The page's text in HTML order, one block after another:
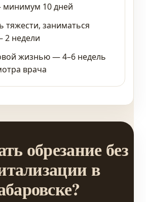
минимум 10 дней
тяжести, заниматься
2 недели
жизнью — 4–6 недель
врача
обрезание без
в